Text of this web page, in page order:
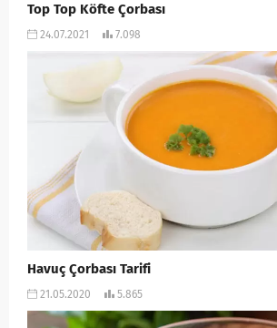
Top Top Köfte Çorbası
24.07.2021 7.098
Havuç Çorbası Tarifi
21.05.2020 5.865